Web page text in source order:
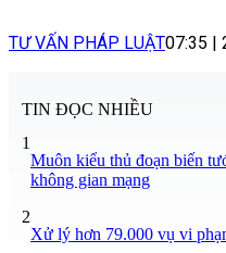
TƯ VẤN PHÁP LUẬT07:35
TIN ĐỌC NHIỀU
1
Muôn kiểu thủ đoạn biến
không gian mạng
2
Xử lý hơn 79.000 vụ vi